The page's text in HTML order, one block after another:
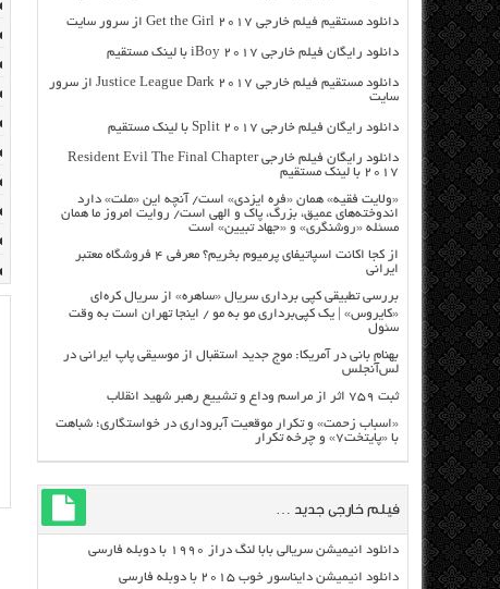
دانلود مستقیم فیلم خارجی Get the Girl 2017 از سرور سایت
دانلود رایگان فیلم خارجی iBoy 2017 با لینک مستقیم
دانلود مستقیم فیلم خارجی Justice League Dark 2017 از سرور
سایت
دانلود رایگان فیلم خارجی Split 2017 با لینک مستقیم
دانلود رایگان فیلم خارجی Resident Evil The Final Chapter
2017 با لینک مستقیم
«ولایت فقیه» همان «فره ایزدی» است/ آنچه این «ملت» دارد
اندوخته‌های عمیق، بزرگ، پاک و الهی است/ روایت امروز ما همان
مسئله «روشنگری» و «جهاد تبیین» است
از کجا اکانت اسپاتیفای پرمیوم بخریم؟ معرفی ۴ فروشگاه معتبر
ایرانی
بررسی تطبیقی کپی برداری سریال «ساهره» از سریال کره‌ای
«کایروس» | یک کپی‌برداری مو به مو / اینجا تهران است به وقت
سئول
بهنام بانی در آمریکا: موج جدید استقبال از موسیقی پاپ ایرانی در
لس‌آنجلس
ثبت ۷۵۹ اثر از مراسم وداع و تشییع رهبر شهید انقلاب
«اسباب زحمت» و تکرار موقعیت آبروداری در خواستگاری؛ شباهت
با «پایتخت۷» و چرخه تکرار
فیلم خارجی جدید …
دانلود انیمیشن سریالی بابا لنگ دراز ۱۹۹۰ با دوبله فارسی
دانلود انیمیشن دایناسور خوب ۲۰۱۵ با دوبله فارسی